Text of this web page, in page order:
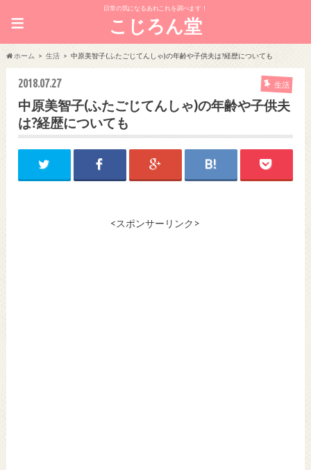
日常の気になるあれこれを調べます！
こじろん堂
≡
ホーム 生活 中原美智子(ふたごじてんしゃ)の年齢や子供夫は?経歴についても
2018.07.27 生活
中原美智子(ふたごじてんしゃ)の年齢や子供夫
は?経歴についても
<スポンサーリンク>